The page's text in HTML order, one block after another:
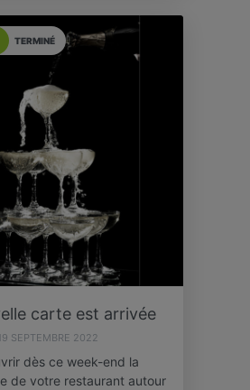
TERMINÉ
carte est arrivée
SEPTEMBRE 2022
dès ce week-end la
de votre restaurant autour